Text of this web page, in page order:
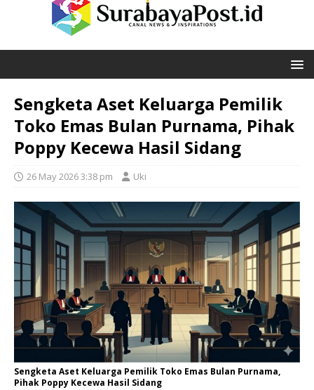
Sengketa Aset Keluarga Pemilik
Toko Emas Bulan Purnama, Pihak
Poppy Kecewa Hasil Sidang
26 May 2026 3:38 pm Uki
Sengketa Aset Keluarga Pemilik Toko Emas Bulan Purnama,
Pihak Poppy Kecewa Hasil Sidang